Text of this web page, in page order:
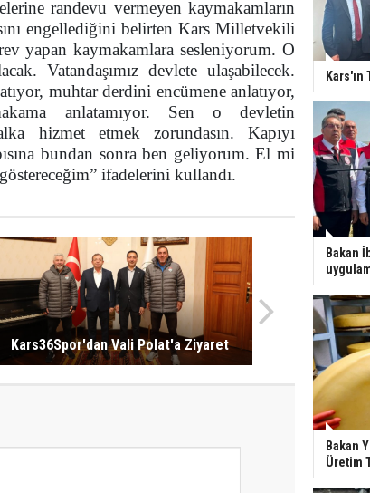
randevu vermeyen kaymakamların
engellediğini belirten Kars Milletvekili
yapan kaymakamlara sesleniyorum. O
Vatandaşımız devlete ulaşabilecek.
muhtar derdini encümene anlatıyor,
anlatamıyor. Sen o devletin
hizmet etmek zorundasın. Kapıyı
bundan sonra ben geliyorum. El mi
ifadelerini kullandı.
Kars36Spor'dan Vali Polat'a Ziyaret
Bakan
Bakan
Üretim